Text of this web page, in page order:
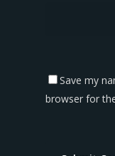
Save my
browser for